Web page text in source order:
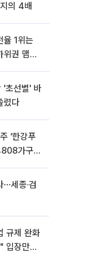
의 4배
율 1위는
위권 맴돌
'초선별' 바
렸다
‘한강푸
가구
⋯세종·검
규제 완화
입장만